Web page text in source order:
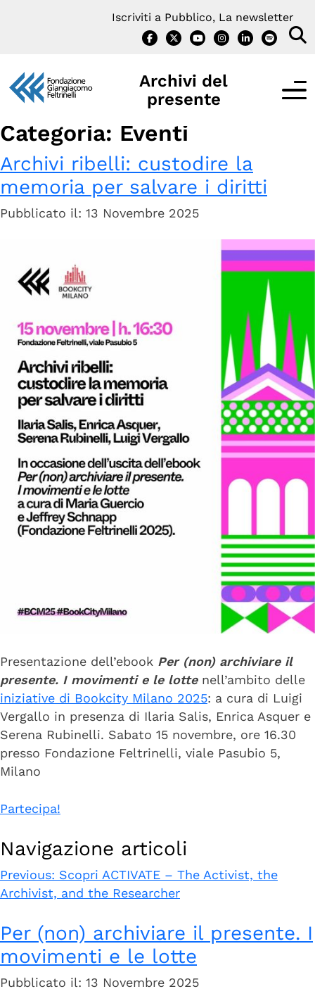
Iscriviti a Pubblico, La newsletter
Archivi del
presente
IL PROGETTO
Cos’è Archivi del presente?
Notizie e Iniziative
Contatti
I MOVIMENTI
Fridays for future
Ultima Generazione
Extinction Rebellion
LE FONTI
Biblioteca
Categoria: Eventi
Archivi ribelli: custodire la
memoria per salvare i diritti
Pubblicato il: 13 Novembre 2025
Presentazione dell’ebook Per (non) archiviare il
presente. I movimenti e le lottenell’ambito delle
iniziative di Bookcity Milano 2025: a cura di Luigi
Vergallo in presenza di Ilaria Salis, Enrica Asquer e
Serena Rubinelli. Sabato 15 novembre, ore 16.30
presso Fondazione Feltrinelli, viale Pasubio 5,
Milano
Partecipa!
Navigazione articoli
Previous: Scopri ACTIVATE – The Activist, the
Archivist, and the Researcher
Per (non) archiviare il presente. I
movimenti e le lotte
Pubblicato il: 13 Novembre 2025